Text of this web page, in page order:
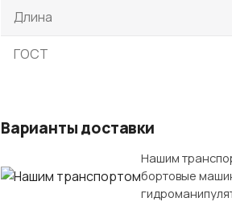
Длина
ГОСТ
Варианты доставки
Нашим
бортовые